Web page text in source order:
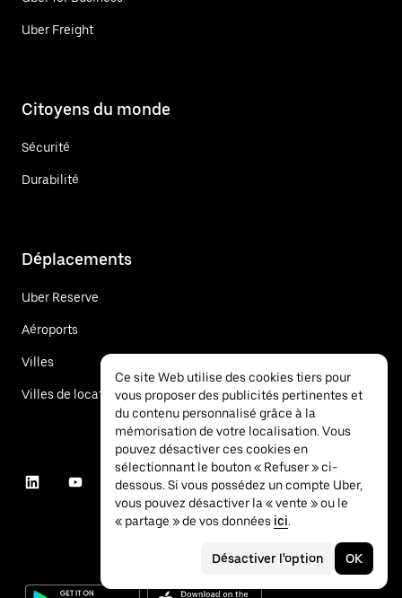
Uber Freight
Citoyens du monde
Sécurité
Durabilité
Déplacements
Uber Reserve
Aéroports
Villes
Villes de location de voitures
Ce site Web utilise des cookies tiers pour
vous proposer des publicités pertinentes et
du contenu personnalisé grâce à la
mémorisation de votre localisation. Vous
pouvez désactiver ces cookies en
sélectionnant le bouton « Refuser » ci-
dessous. Si vous possédez un compte Uber,
vous pouvez désactiver la « vente » ou le
« partage » de vos données ici.
Désactiver l'option OK